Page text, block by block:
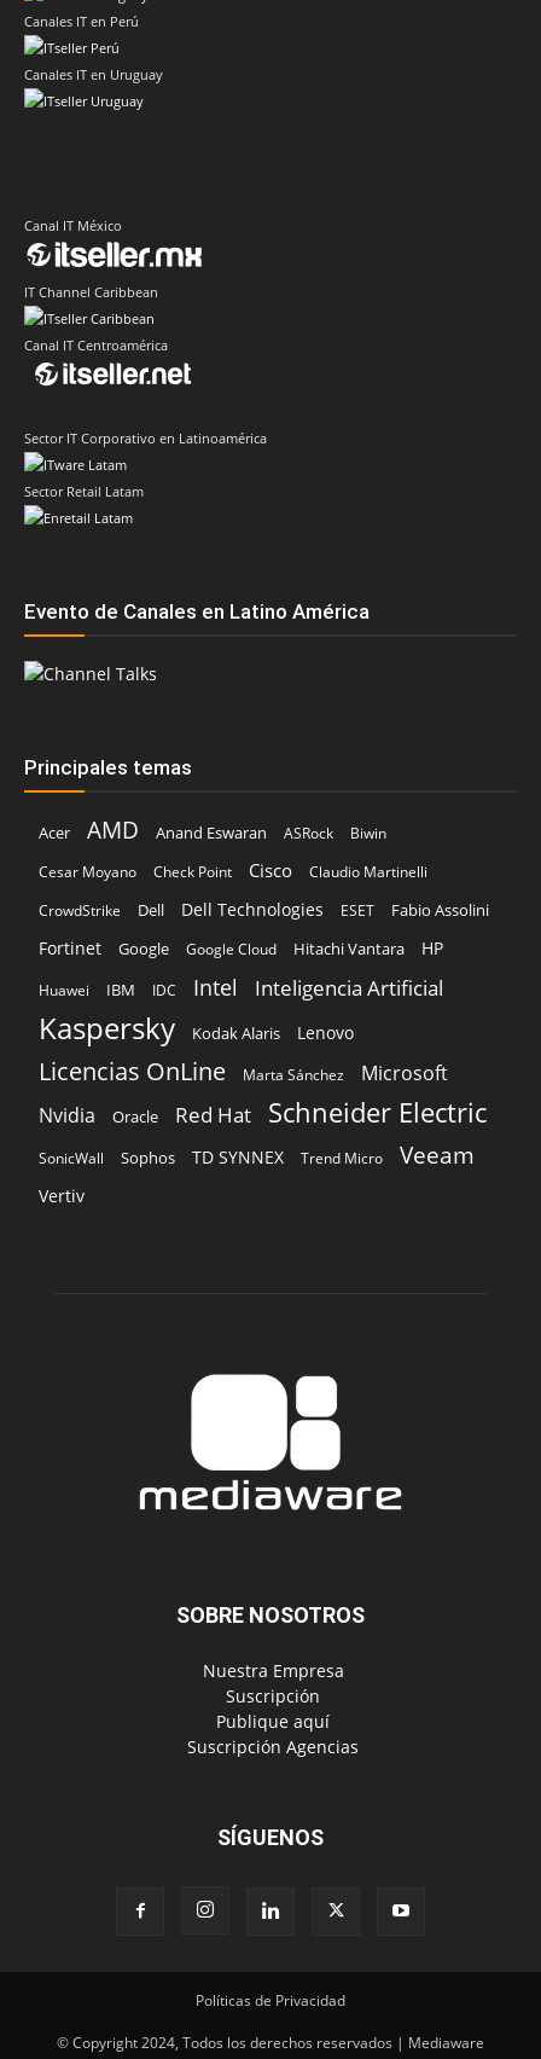
Canales IT en Perú
Canales IT en Uruguay
Canal IT México
IT Channel Caribbean
Canal IT Centroamérica
Sector IT Corporativo en Latinoamérica
Sector Retail Latam
Evento de Canales en Latino América
Principales temas
Acer AMD Anand Eswaran ASRock
Biwin
Cesar Moyano
Check Point Cisco
Claudio Martinelli
CrowdStrike
Dell Dell Technologies ESET Fabio Assolini
Fortinet Google Google Cloud Hitachi Vantara HP
Huawei IBM IDC Intel Inteligencia Artificial
Kaspersky Kodak Alaris Lenovo
Licencias OnLine Marta Sánchez
Microsoft
Nvidia
Oracle Red Hat Schneider Electric
SonicWall Sophos TD SYNNEX Trend Micro Veeam
Vertiv
SOBRE NOSOTROS
‎ Nuestra Empresa
‎ Suscripción
‎ Publique aquí
‎ Suscripción Agencias
SÍGUENOS
Políticas de Privacidad
© Copyright 2024, Todos los derechos reservados | Mediaware